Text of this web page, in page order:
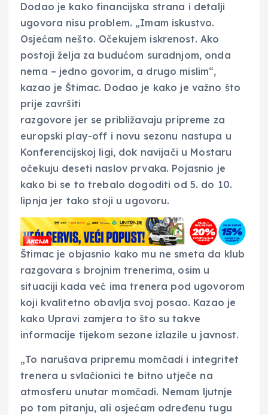
Dodao je kako financijska strana i detalji
ugovora nisu problem. „Imam iskustvo.
Osjećam nešto. Očekujem iskrenost. Ako
postoji želja za budućom suradnjom, onda
nema – jedno govorim, a drugo mislim“,
kazao je Štimac. Dodao je kako je važno što
prije završiti
razgovore jer se približavaju pripreme za
europski play-off i novu sezonu nastupa u
Konferencijskoj ligi, dok navijači u Mostaru
očekuju deseti naslov prvaka. Pojasnio je
kako bi se to trebalo dogoditi od 5. do 10.
lipnja jer tako stoji u ugovoru.
Štimac je objasnio kako mu ne smeta da klub
razgovara s brojnim trenerima, osim u
situaciji kada već ima trenera pod ugovorom
koji kvalitetno obavlja svoj posao. Kazao je
kako Upravi zamjera to što su takve
informacije tijekom sezone izlazile u javnost.
„To narušava pripremu momčadi i integritet
trenera u svlačionici te bitno utječe na
atmosferu unutar momčadi. Nemam ljutnje
po tom pitanju, ali osjećam određenu tugu